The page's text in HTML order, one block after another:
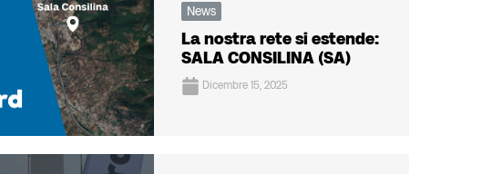
News
La nostra rete si estende:
SALA CONSILINA (SA)
Dicembre 15, 2025